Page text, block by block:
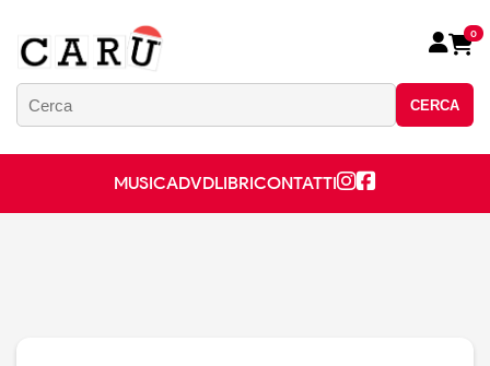
CERCA
0
MUSICADVDLIBRICONTATTI